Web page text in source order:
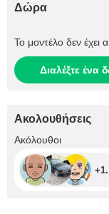
Δώρα
Το μοντέλο δεν έχει
Διαλέξτε ένα
Ακολουθήσεις
Ακόλουθοι